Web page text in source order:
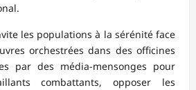
les populations à la sérénité face
orchestrées dans des officines
par des média-mensonges pour
combattants, opposer les